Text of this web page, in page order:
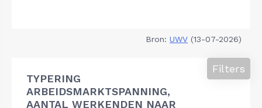
Bron: UWV (13-07-2026)
TYPERING
ARBEIDSMARKTSPANNING,
AANTAL WERKENDEN NAAR
Filters